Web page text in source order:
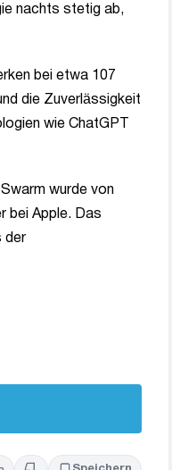
nachts stetig ab,
bei etwa 107
die Zuverlässigkeit
wie ChatGPT
wurde von
bei Apple. Das
der